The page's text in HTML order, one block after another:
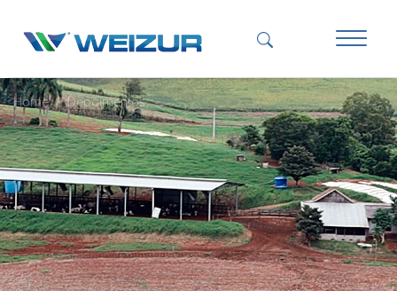
Home Depoimentos